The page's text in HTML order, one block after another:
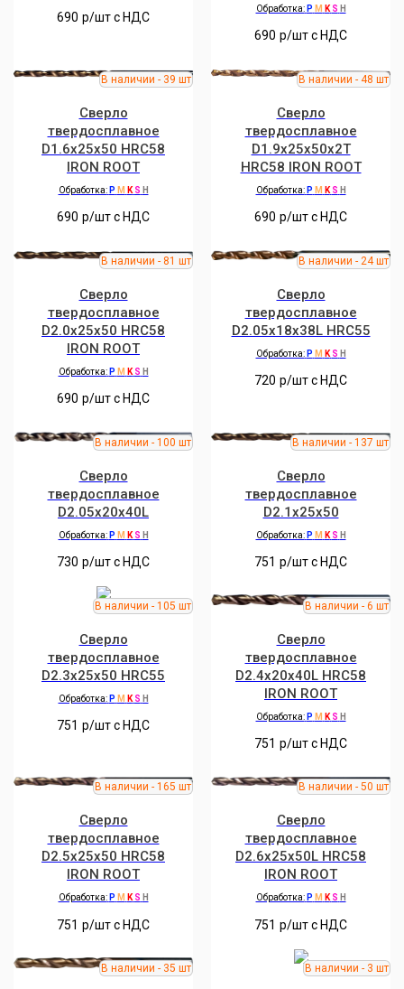
690 р/шт c НДС
Обработка: P M K S H
690 р/шт c НДС
Сверло
твердосплавное
D1.6x25x50 HRC58
IRON ROOT
Обработка: P M K S H
690 р/шт c НДС
Сверло
твердосплавное
D1.9x25x50x2T
HRC58 IRON ROOT
Обработка: P M K S H
690 р/шт c НДС
Сверло
твердосплавное
D2.0x25x50 HRC58
IRON ROOT
Обработка: P M K S H
690 р/шт c НДС
Сверло
твердосплавное
D2.05x18x38L HRC55
Обработка: P M K S H
720 р/шт c НДС
Сверло
твердосплавное
D2.05x20x40L
Обработка: P M K S H
730 р/шт c НДС
Сверло
твердосплавное
D2.1x25x50
Обработка: P M K S H
751 р/шт c НДС
Сверло
твердосплавное
D2.3x25x50 HRC55
Обработка: P M K S H
751 р/шт c НДС
Сверло
твердосплавное
D2.4x20x40L HRC58
IRON ROOT
Обработка: P M K S H
751 р/шт c НДС
Сверло
твердосплавное
D2.5x25x50 HRC58
IRON ROOT
Обработка: P M K S H
751 р/шт c НДС
Сверло
твердосплавное
D2.6x25x50L HRC58
IRON ROOT
Обработка: P M K S H
751 р/шт c НДС